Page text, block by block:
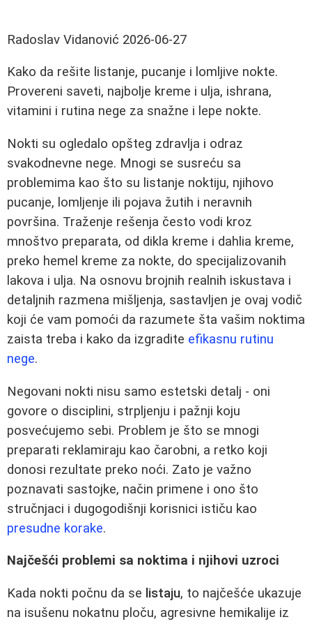
Radoslav Vidanović 2026-06-27
Kako da rešite listanje, pucanje i lomljive nokte.
Provereni saveti, najbolje kreme i ulja, ishrana,
vitamini i rutina nege za snažne i lepe nokte.
Nokti su ogledalo opšteg zdravlja i odraz
svakodnevne nege. Mnogi se susreću sa
problemima kao što su listanje noktiju, njihovo
pucanje, lomljenje ili pojava žutih i neravnih
površina. Traženje rešenja često vodi kroz
mnoštvo preparata, od dikla kreme i dahlia kreme,
preko hemel kreme za nokte, do specijalizovanih
lakova i ulja. Na osnovu brojnih realnih iskustava i
detaljnih razmena mišljenja, sastavljen je ovaj vodič
koji će vam pomoći da razumete šta vašim noktima
zaista treba i kako da izgradite efikasnu rutinu
nege.
Negovani nokti nisu samo estetski detalj - oni
govore o disciplini, strpljenju i pažnji koju
posvećujemo sebi. Problem je što se mnogi
preparati reklamiraju kao čarobni, a retko koji
donosi rezultate preko noći. Zato je važno
poznavati sastojke, način primene i ono što
stručnjaci i dugogodišnji korisnici ističu kao
presudne korake.
Najčešći problemi sa noktima i njihovi uzroci
Kada nokti počnu da se listaju, to najčešće ukazuje
na isušenu nokatnu ploču, agresivne hemikalije iz